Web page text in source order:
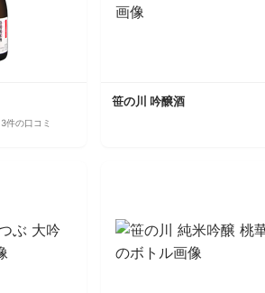
3件の口コミ
笹の川 吟醸酒